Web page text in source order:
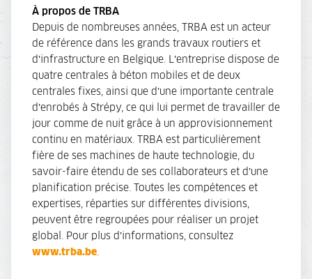
À propos de TRBA
Depuis de nombreuses années, TRBA est un acteur
de référence dans les grands travaux routiers et
d’infrastructure en Belgique. L’entreprise dispose de
quatre centrales à béton mobiles et de deux
centrales fixes, ainsi que d’une importante centrale
d’enrobés à Strépy, ce qui lui permet de travailler de
jour comme de nuit grâce à un approvisionnement
continu en matériaux. TRBA est particulièrement
fière de ses machines de haute technologie, du
savoir-faire étendu de ses collaborateurs et d’une
planification précise. Toutes les compétences et
expertises, réparties sur différentes divisions,
peuvent être regroupées pour réaliser un projet
global. Pour plus d’informations, consultez
www.trba.be